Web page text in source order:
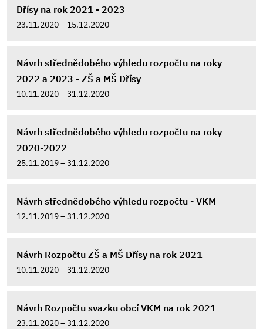
Dřísy na rok 2021 - 2023
23.11.2020 – 15.12.2020
Návrh střednědobého výhledu rozpočtu na roky
2022 a 2023 - ZŠ a MŠ Dřísy
10.11.2020 – 31.12.2020
Návrh střednědobého výhledu rozpočtu na roky
2020-2022
25.11.2019 – 31.12.2020
Návrh střednědobého výhledu rozpočtu - VKM
12.11.2019 – 31.12.2020
Návrh Rozpočtu ZŠ a MŠ Dřísy na rok 2021
10.11.2020 – 31.12.2020
Návrh Rozpočtu svazku obcí VKM na rok 2021
23.11.2020 – 31.12.2020